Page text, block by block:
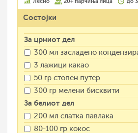
Состојки
За црниот дел
300 мл засладено
3 лажици какао
50 гр стопен путер
300 гр мелени бисквити
За белиот дел
200 мл слатка павлака
80-100 гр кокос